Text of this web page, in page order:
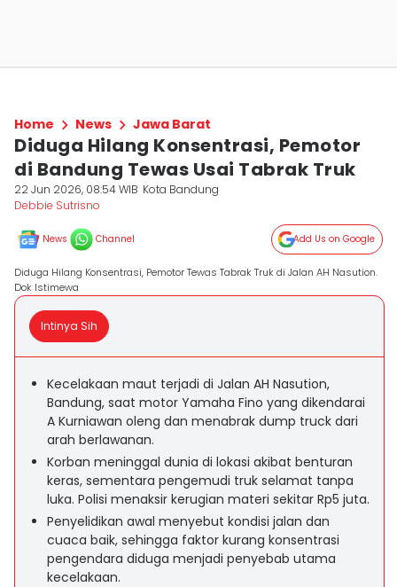
Home News Jawa Barat
Diduga Hilang Konsentrasi, Pemotor
di Bandung Tewas Usai Tabrak Truk
22 Jun 2026, 08:54 WIB Kota Bandung
Debbie Sutrisno
News Channel Add Us on Google
Diduga Hilang Konsentrasi, Pemotor Tewas Tabrak Truk di Jalan AH Nasution.
Dok Istimewa
Intinya Sih
Kecelakaan maut terjadi di Jalan AH Nasution,
Bandung, saat motor Yamaha Fino yang dikendarai
A Kurniawan oleng dan menabrak dump truck dari
arah berlawanan.
Korban meninggal dunia di lokasi akibat benturan
keras, sementara pengemudi truk selamat tanpa
luka. Polisi menaksir kerugian materi sekitar Rp5 juta.
Penyelidikan awal menyebut kondisi jalan dan
cuaca baik, sehingga faktor kurang konsentrasi
pengendara diduga menjadi penyebab utama
kecelakaan.